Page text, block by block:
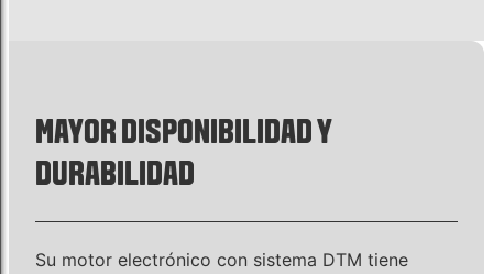
MAYOR DISPONIBILIDAD Y
DURABILIDAD
Su motor electrónico con sistema DTM tiene